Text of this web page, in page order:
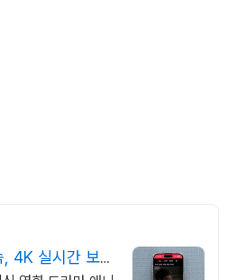
, 4K 실시간 보